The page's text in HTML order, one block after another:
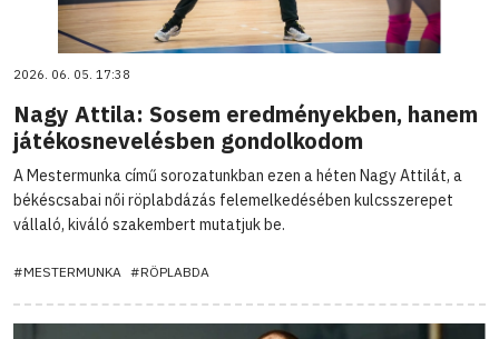
2026. 06. 05. 17:38
Nagy Attila: Sosem eredményekben, hanem
játékosnevelésben gondolkodom
A Mestermunka című sorozatunkban ezen a héten Nagy Attilát, a
békéscsabai női röplabdázás felemelkedésében kulcsszerepet
vállaló, kiváló szakembert mutatjuk be.
#MESTERMUNKA #RÖPLABDA